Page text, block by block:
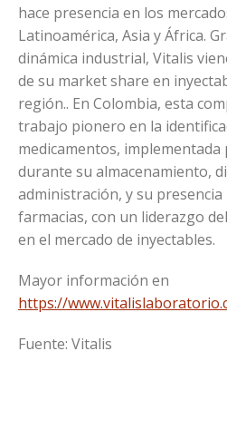
hace presencia en los
Latinoamérica, Asia y África.
dinámica industrial, Vitalis
de su market share en
región.. En Colombia, esta
trabajo pionero en la
medicamentos,
durante su almacenamiento,
administración, y su
farmacias, con un liderazgo
en el mercado de inyectables.
Mayor información en
https://
Fuente: Vitalis